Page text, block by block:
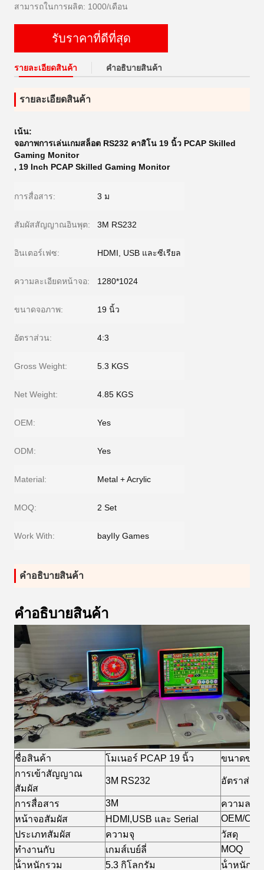
สามารถในการผลิต: 1000/เดือน
รับราคาที่ดีที่สุด
รายละเอียดสินค้า คําอธิบายสินค้า
รายละเอียดสินค้า
เน้น:
จอภาพการเล่นเกมสล็อต RS232 คาสิโน 19 นิ้ว PCAP Skilled
Gaming Monitor
, 19 Inch PCAP Skilled Gaming Monitor
การสื่อสาร: 3 ม
สัมผัสสัญญาณอินพุต: 3M RS232
อินเตอร์เฟซ: HDMI, USB และซีเรียล
ความละเอียดหน้าจอ: 1280*1024
ขนาดจอภาพ: 19 นิ้ว
อัตราส่วน: 4:3
Gross Weight: 5.3 KGS
Net Weight: 4.85 KGS
OEM: Yes
ODM: Yes
Material: Metal + Acrylic
MOQ: 2 Set
Work With: bayIIy Games
คําอธิบายสินค้า
คําอธิบายสินค้า
ชื่อสินค้า โมเนอร์ PCAP 19 นิ้ว
ขนาดของ
การเข้าสัญญาณ
สัมผัส
3M RS232 อัตราส่วน
การสื่อสาร 3M
ความละเ
หน้าจอสัมผัส
HDMI,USB และ Serial
OEM/
ประเภทสัมผัส
ความจุ
วัสดุ
ทํางานกับ
เกมส์เบย์ลี่
MOQ
น้ําหนักรวม
5.3 กิโลกรัม น้ําหนักส